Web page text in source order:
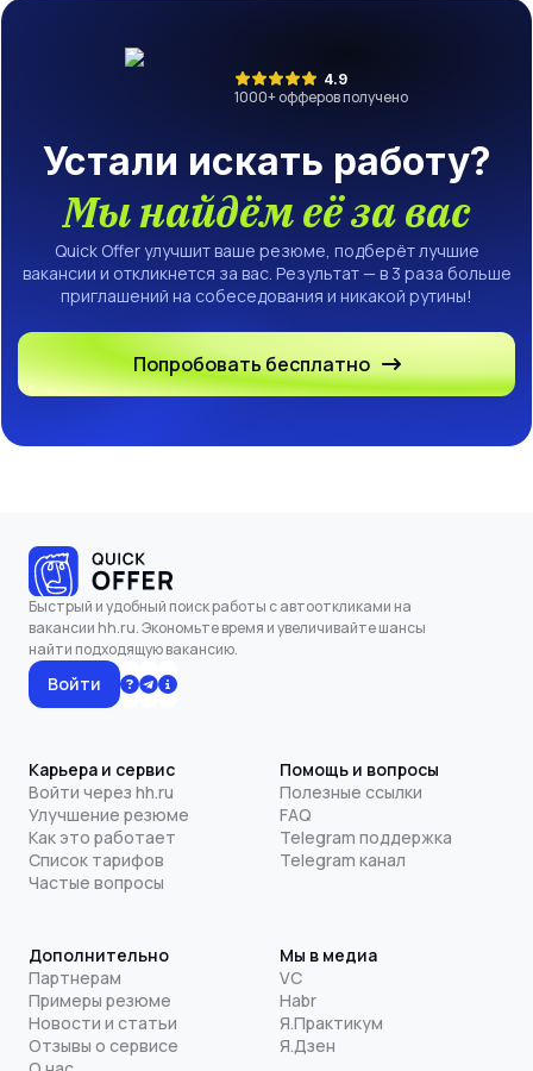
4.9
1000+ офферов получено
Устали искать работу?
Мы найдём её за вас
Quick Offer улучшит ваше резюме, подберёт лучшие
вакансии и откликнется за вас. Результат — в 3 раза больше
приглашений на собеседования и никакой рутины!
Попробовать бесплатно
Быстрый и удобный поиск работы с автооткликами на
вакансии hh.ru. Экономьте время и увеличивайте шансы
найти подходящую вакансию.
Войти
Карьера и сервис
Войти через hh.ru
Улучшение резюме
Как это работает
Список тарифов
Частые вопросы
Помощь и вопросы
Полезные ссылки
FAQ
Telegram поддержка
Telegram канал
Дополнительно
Партнерам
Примеры резюме
Новости и статьи
Отзывы о сервисе
Мы в медиа
VC
Habr
Я.Практикум
Я.Дзен